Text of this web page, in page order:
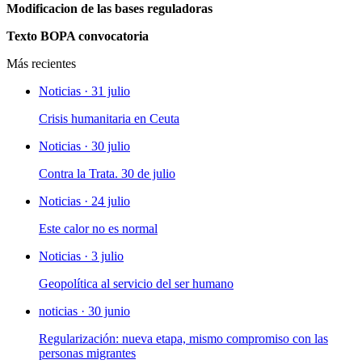
Modificacion de las bases reguladoras
Texto BOPA convocatoria
Más recientes
Noticias · 31 julio
Crisis humanitaria en Ceuta
Noticias · 30 julio
Contra la Trata. 30 de julio
Noticias · 24 julio
Este calor no es normal
Noticias · 3 julio
Geopolítica al servicio del ser humano
noticias · 30 junio
Regularización: nueva etapa, mismo compromiso con las
personas migrantes